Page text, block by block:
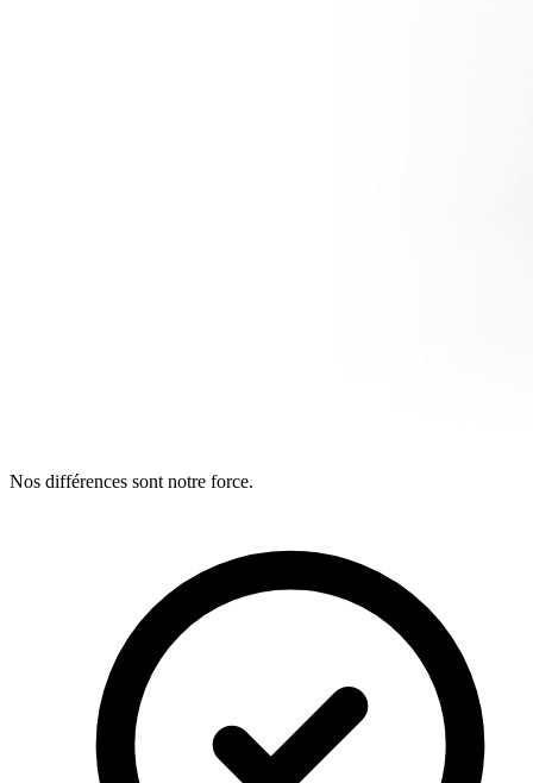
Nos différences sont notre force.